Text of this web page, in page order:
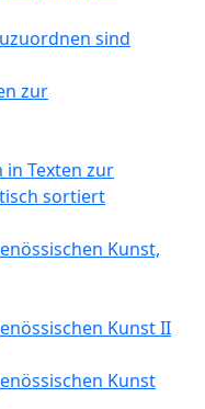
sind
zur
in Texten zur
sortiert
Kunst,
Kunst II
Kunst